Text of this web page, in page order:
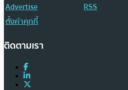
Advertise
RSS
ตั้งค่าคุกกี้
ติดตามเรา